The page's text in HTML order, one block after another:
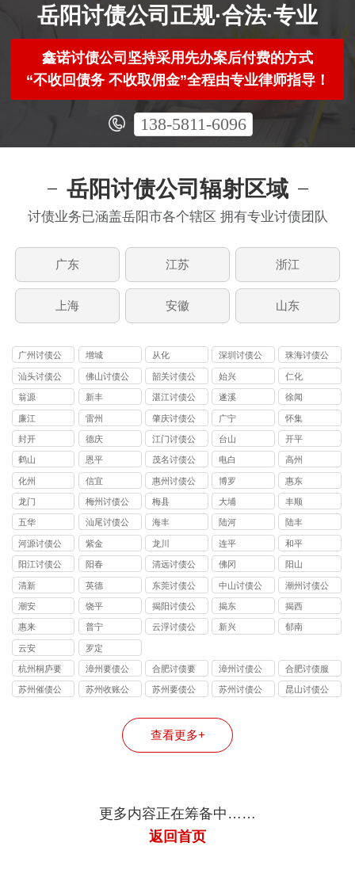
岳阳讨债公司正规·合法·专业
鑫诺讨债公司坚持采用先办案后付费的方式
“不收回债务 不收取佣金”全程由专业律师指导！
138-5811-6096
岳阳讨债公司辐射区域
讨债业务已涵盖岳阳市各个辖区 拥有专业讨债团队
广东 江苏 浙江
上海 安徽 山东
广州讨债公
司
增城 从化
深圳讨债公
司
珠海讨债公
司
汕头讨债公
司
佛山讨债公
司
韶关讨债公
司
始兴 仁化
翁源 新丰
湛江讨债公
司
遂溪 徐闻
廉江 雷州
肇庆讨债公
司
广宁 怀集
封开 德庆
江门讨债公
司
台山 开平
鹤山 恩平
茂名讨债公
司
电白 高州
化州 信宜
惠州讨债公
司
博罗 惠东
龙门
梅州讨债公
司
梅县 大埔 丰顺
五华
汕尾讨债公
司
海丰 陆河 陆丰
河源讨债公
司
紫金 龙川 连平 和平
阳江讨债公
司
阳春
清远讨债公
司
佛冈 阳山
清新 英德
东莞讨债公
司
中山讨债公
司
潮州讨债公
司
潮安 饶平
揭阳讨债公
司
揭东 揭西
惠来 普宁
云浮讨债公
新兴 郁南
云安 罗定
杭州桐庐要
账
漳州要债公
司
合肥讨债要
账公司
漳州讨债公
司
合肥讨债服
务
苏州催债公
苏州收账公
苏州要债公
苏州讨债公
昆山讨债公
查看更多+
更多内容正在筹备中……
返回首页